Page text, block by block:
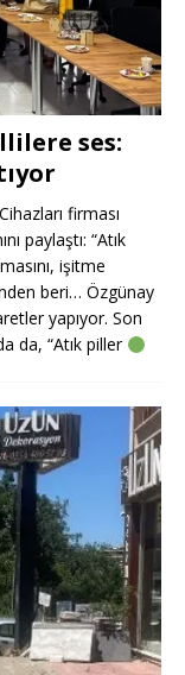
ses:
firması
paylaştı: “Atık
işitme
beri… Özgünay
yapıyor. Son
da, “Atık piller